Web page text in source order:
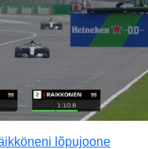
lõpujoone